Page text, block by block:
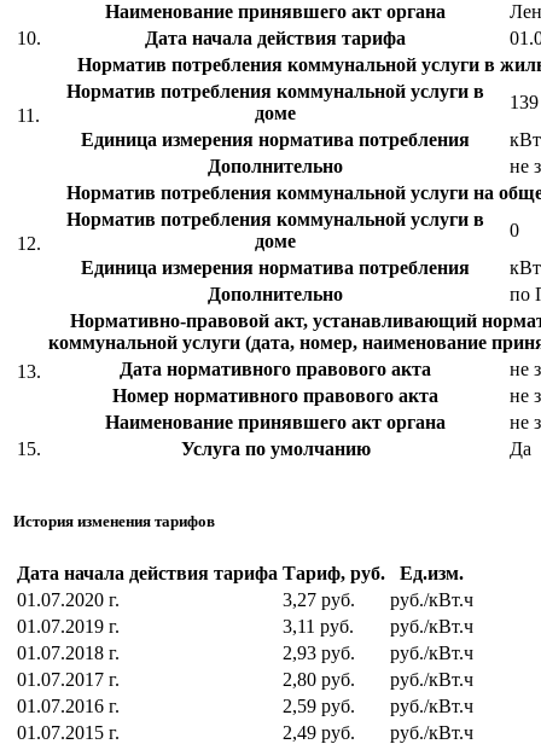
Наименование принявшего акт органа
10.
Дата начала действия тарифа
11.
Норматив потребления коммунальной услуги в
Норматив потребления коммунальной услуги в
доме
139
Единица измерения норматива потребления
Дополнительно
не
12.
Норматив потребления коммунальной услуги на
Норматив потребления коммунальной услуги в
доме
0
Единица измерения норматива потребления
Дополнительно
по
13.
Нормативно-правовой акт, устанавливающий
коммунальной услуги (дата, номер, наименование
Дата нормативного правового акта
не
Номер нормативного правового акта
не
Наименование принявшего акт органа
не
15.
Услуга по умолчанию Да
История изменения тарифов
Дата начала действия тарифа Тариф, руб.
Ед.изм.
01.07.2020 г.
3,27 руб.
руб./кВт.ч
01.07.2019 г.
3,11 руб.
руб./кВт.ч
01.07.2018 г.
2,93 руб.
руб./кВт.ч
01.07.2017 г.
2,80 руб.
руб./кВт.ч
01.07.2016 г.
2,59 руб.
руб./кВт.ч
01.07.2015 г.
2,49 руб.
руб./кВт.ч